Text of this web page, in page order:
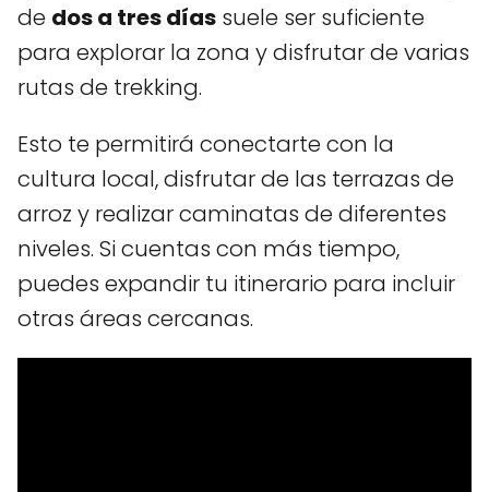
de dos a tres días suele ser suficiente
para explorar la zona y disfrutar de varias
rutas de trekking.
Esto te permitirá conectarte con la
cultura local, disfrutar de las terrazas de
arroz y realizar caminatas de diferentes
niveles. Si cuentas con más tiempo,
puedes expandir tu itinerario para incluir
otras áreas cercanas.